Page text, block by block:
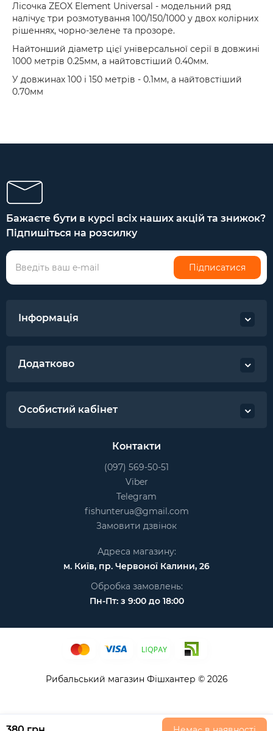
Лісочка ZEOX Element Universal - модельний ряд
налічує три розмотування 100/150/1000 у двох колірних
рішеннях, чорно-зелене та прозоре.
Найтонший діаметр цієї універсальної серії в довжині
1000 метрів 0.25мм, а найтовстіший 0.40мм.
У довжинах 100 і 150 метрів - 0.1мм, а найтовстіший
0.70мм
Бажаєте бути в курсі всіх наших акцій та знижок?
Підпишіться на розсилку
Підписатися
Інформація
Додатково
Особистий кабінет
Контакти
(097) 569-50-51
Viber
Telegram
fishunterua@gmail.com
Замовити дзвінок
Адреса магазину:
м. Київ, пр. Червоної Калини, 26
Обробка замовлень:
Пн-Пт: з 9:00 до 18:00
Рибальський магазин Фішхантер © 2026